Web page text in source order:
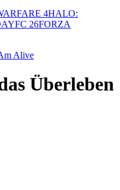
4HALO:
FC 26FORZA
Alive
Überleben